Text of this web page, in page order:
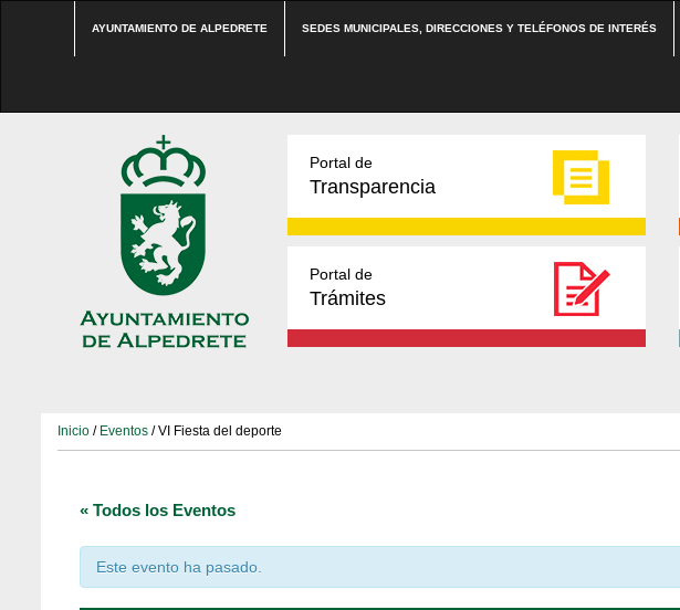
AYUNTAMIENTO DE ALPEDRETE SEDES MUNICIPALES, DIRECCIONES Y TELÉFONOS DE INTERÉS
Portal de
Transparencia
Portal de
Trámites
Inicio / Eventos / VI Fiesta del deporte
« Todos los Eventos
Este evento ha pasado.